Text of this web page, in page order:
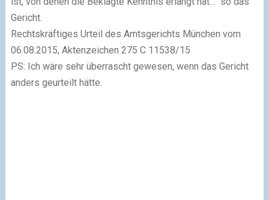
Gericht.
Rechtskräftiges Urteil des Amtsgerichts München vom
06.08.2015, Aktenzeichen 275 C 11538/15
PS: Ich wäre sehr überrascht gewesen, wenn das Gericht
anders geurteilt hätte.